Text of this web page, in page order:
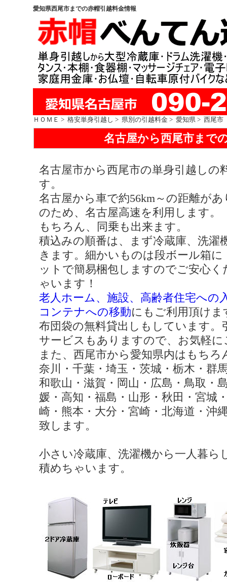
愛知県西尾市までの赤帽引越料金情報
ＨＯＭＥ > 格安単身引越し > 県別の引越料金 > 愛知県 > 西尾市
名古屋から西尾市まで
名古屋市から西尾市の単身引越しの
す。
名古屋から車で約56km～の距離が
のため、名古屋高速を利用します。
もちろん、同乗も出来ます。
積込みの順番は、まず冷蔵庫、洗濯
きます。細かいものは段ボール箱
ットで簡易梱包しますのでご安心
ゃいます！
老人ホーム、施設、高齢者住宅への
コンテナへの移動にもご利用頂け
布団袋の無料貸出しもしています。
サービスもありますので、お気軽
また、西尾市から愛知県内はもちろ
奈川・千葉・埼玉・茨城・栃木・群
和歌山・滋賀・岡山・広島・鳥取・
媛・高知・福島・山形・秋田・宮城
崎・熊本・大分・宮崎・北海道・沖
致します。
小さい冷蔵庫、洗濯機から一人暮
積めちゃいます。